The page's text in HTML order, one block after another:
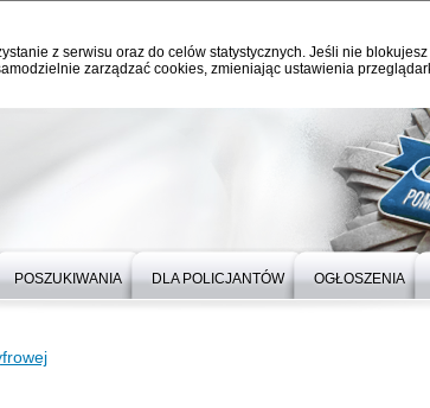
z serwisu oraz do celów statystycznych. Jeśli nie
zarządzać cookies, zmieniając ustawienia
POSZUKIWANIA DLA POLICJANTÓW OGŁOSZENIA